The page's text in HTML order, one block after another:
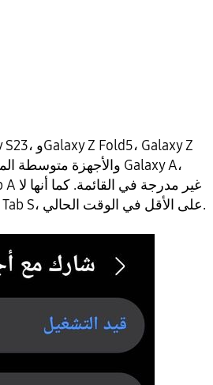
تشمل أيًا من أجهزة سلسلة Galaxy Tab S، على الأقل في الوقت الحالي.